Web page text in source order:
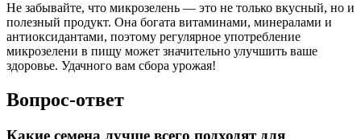
Не забывайте, что микрозелень — это не только вкусный, но и
полезный продукт. Она богата витаминами, минералами и
антиоксидантами, поэтому регулярное употребление
микрозелени в пищу может значительно улучшить ваше
здоровье. Удачного вам сбора урожая!
Вопрос-ответ
Какие семена лучше всего подходят для